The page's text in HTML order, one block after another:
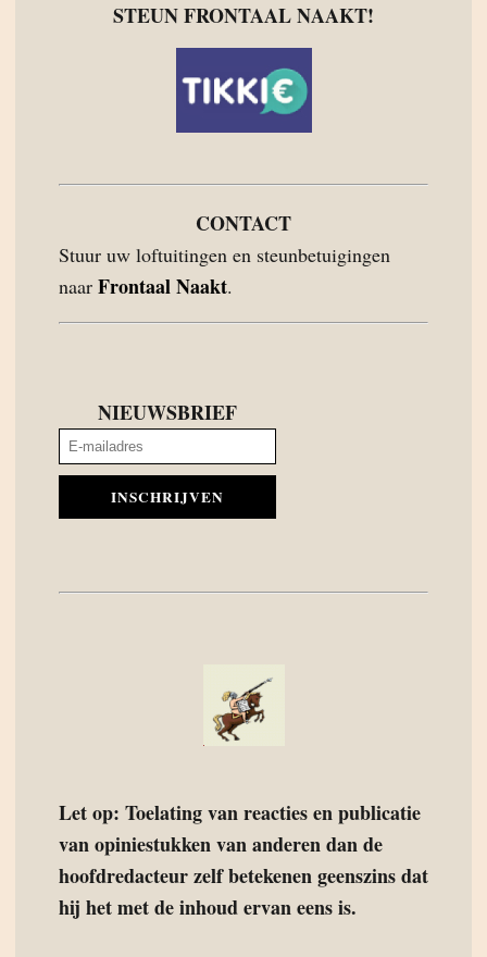
STEUN FRONTAAL NAAKT!
CONTACT
Stuur uw loftuitingen en steunbetuigingen
naar Frontaal Naakt.
NIEUWSBRIEF
INSCHRIJVEN
Let op: Toelating van reacties en publicatie
van opiniestukken van anderen dan de
hoofdredacteur zelf betekenen geenszins dat
hij het met de inhoud ervan eens is.